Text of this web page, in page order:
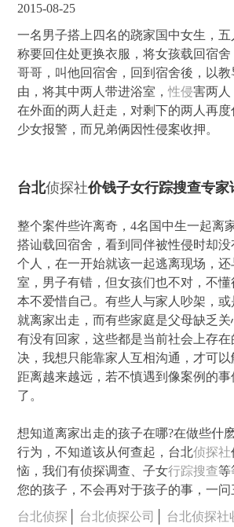
2015-08-25
一名男子搭上四名的跷家国中女生，
称要回住处更换衣服，将女孩载回宿
哥哥，叫他回宿舍，回到宿舍後，以教
由，将其中两人带进浴室，性侵害两人
在外面的两人赶走，对剩下的两人再
少女报警，而兄弟俩因性侵案收押。
台北侦探社价钱子女行踪搜查专家
整个案件些许离奇，4名国中生一起离
搭讪载回宿舍，看到同伴被性侵时却
个人，在一开始就该一起逃离现场，
室，男子有错，但女孩们也不对，不
本不爱惜自己。有些人与家人吵架，
就离家出走，而有些家庭是父母缺乏
有没有回家，这些都是当前社会上存
决，我想只能靠家人互相沟通，才可
距离越来越远，若不慎遇到像案例的事
了。
想知道离家出走的孩子在哪?在做些什
行为，不知道该从何查起，台北侦探社
恼，我们有侦探调查、子女行踪搜查等
您的孩子，不会再对于孩子的事，一问
台北侦探
台北侦探公司 台北侦探社